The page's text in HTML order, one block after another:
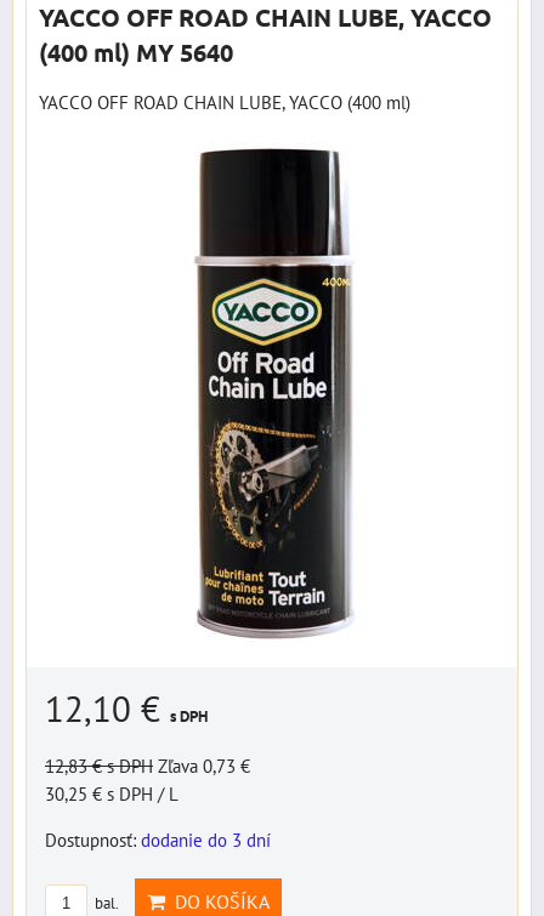
YACCO OFF ROAD CHAIN LUBE, YACCO
(400 ml) MY 5640
YACCO OFF ROAD CHAIN LUBE, YACCO (400 ml)
12,10 € s DPH
12,83 €s DPH Zľava 0,73 €
30,25 € s DPH / L
Dostupnosť: dodanie do 3 dní
bal. DO KOŠÍKA